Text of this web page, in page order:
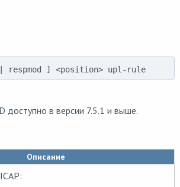
| respmod ] <position> upl-rule
доступно в версии 7.5.1 и выше.
Описание